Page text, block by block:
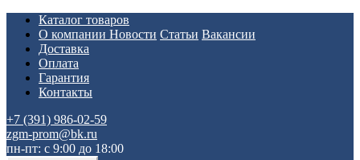
Каталог товаров
О компании Новости Статьи Вакансии
Доставка
Оплата
Гарантия
Контакты
+7 (391) 986-02-59
zgm-prom@bk.ru
пн-пт: с 9:00 до 18:00